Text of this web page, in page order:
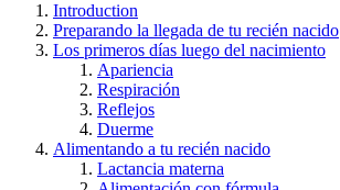
Introduction
Preparando la llegada de tu recién nacido
Los primeros días luego del nacimiento
Apariencia
Respiración
Reflejos
Duerme
Alimentando a tu recién nacido
Lactancia materna